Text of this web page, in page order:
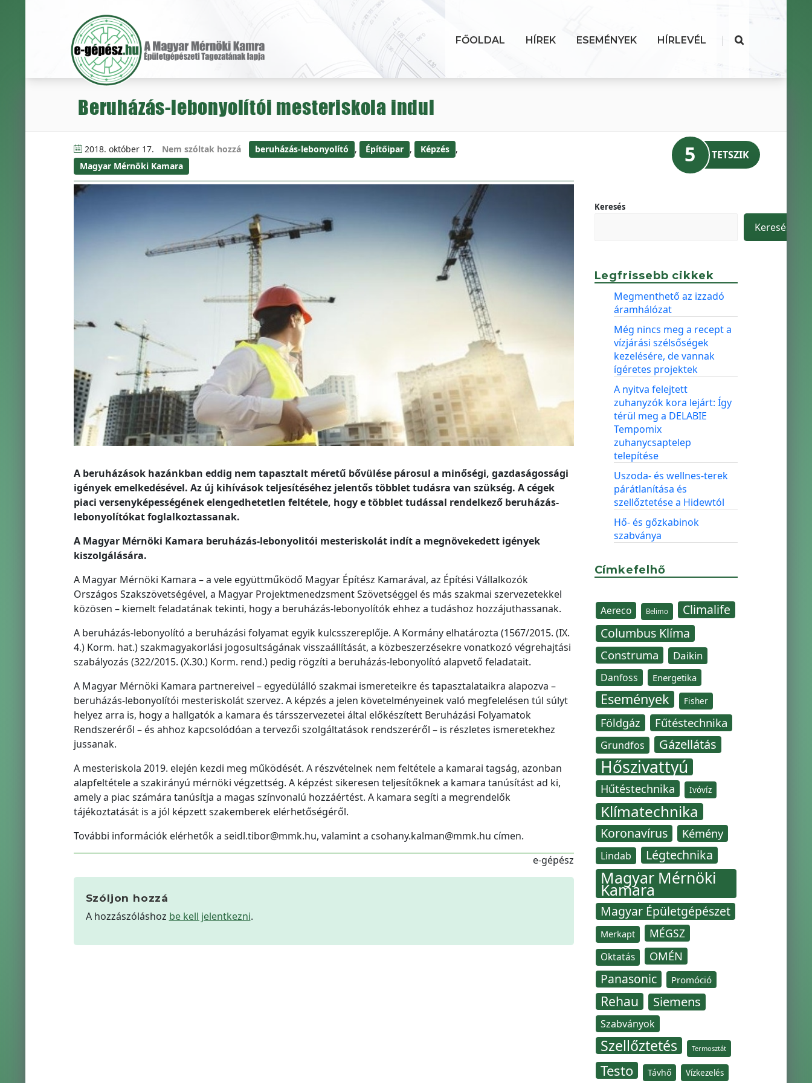
FŐOLDAL HÍREK ESEMÉNYEK HÍRLEVÉL |
Beruházás-lebonyolítói mesteriskola indul
2018. október 17. Nem szóltak hozzá beruházás-lebonyolító , Építőipar , Képzés
,
Magyar Mérnöki Kamara
A beruházások hazánkban eddig nem tapasztalt méretű bővülése párosul a minőségi, gazdaságossági
igények emelkedésével. Az új kihívások teljesítéséhez jelentős többlet tudásra van szükség. A cégek
piaci versenyképességének elengedhetetlen feltétele, hogy e többlet tudással rendelkező beruházás-
lebonyolítókat foglalkoztassanak.
A Magyar Mérnöki Kamara beruházás-lebonyolitói mesteriskolát indít a megnövekedett igények
kiszolgálására.
A Magyar Mérnöki Kamara – a vele együttműködő Magyar Építész Kamarával, az Építési Vállalkozók
Országos Szakszövetségével, a Magyar Projektmenedzsment Szövetséggel és más szakmai szervezetekkel
közösen – kiemelt feladatának tekinti, hogy a beruházás-lebonyolítók ehhez a tudáshoz hozzájuthassanak.
A beruházás-lebonyolító a beruházási folyamat egyik kulcsszereplője. A Kormány elhatározta (1567/2015. (IX.
4.) Korm. hat.) szakmagyakorlási jogosultságának visszaállítását, a közbeszerzésekre vonatkozó végrehajtási
szabályozás (322/2015. (X.30.) Korm. rend.) pedig rögzíti a beruházás-lebonyolító alapvető feladatait.
A Magyar Mérnöki Kamara partnereivel – egyedülálló szakmai ismereteikre és tapasztalataikra alapozva –
beruházás-lebonyolítói mesteriskolát szervez. A képzés a jelen követelményeinek való megfelelésen túl súlyt
helyez arra is, hogy a hallgatók a kamara és társszervezetei által előkészített Beruházási Folyamatok
Rendszeréről – és ahhoz kapcsolódóan a tervezői szolgáltatások rendszeréről – is részletes ismeretekhez
jussanak.
A mesteriskola 2019. elején kezdi meg működését. A részvételnek nem feltétele a kamarai tagság, azonban
alapfeltétele a szakirányú mérnöki végzettség. A képzést sikeresen teljesítőknek a kamara tanúsítást ad ki,
amely a piac számára tanúsítja a magas színvonalú hozzáértést. A kamara segíti a megrendelők
tájékoztatását is a jól képzett szakemberek elérhetőségéről.
További információk elérhetők a seidl.tibor@mmk.hu, valamint a csohany.kalman@mmk.hu címen.
e-gépész
Szóljon hozzá
A hozzászóláshoz be kell jelentkezni.
5 TETSZIK
Keresés
Keresés
Legfrissebb cikkek
Megmenthető az izzadó
áramhálózat
Még nincs meg a recept a
vízjárási szélsőségek
kezelésére, de vannak
ígéretes projektek
A nyitva felejtett
zuhanyzók kora lejárt: Így
térül meg a DELABIE
Tempomix
zuhanycsaptelep
telepítése
Uszoda- és wellnes-terek
párátlanítása és
szellőztetése a Hidewtól
Hő- és gőzkabinok
szabványa
Címkefelhő
Aereco Belimo
Climalife
Columbus Klíma
Construma Daikin
Danfoss Energetika
Események Fisher
Földgáz Fűtéstechnika
Grundfos Gázellátás
Hőszivattyú
Hűtéstechnika Ivóvíz
Klímatechnika
Koronavírus Kémény
Lindab Légtechnika
Magyar Mérnöki
Kamara
Magyar Épületgépészet
Merkapt MÉGSZ
Oktatás OMÉN
Panasonic Promóció
Rehau Siemens
Szabványok
Szellőztetés Termosztát
Testo Távhő Vízkezelés